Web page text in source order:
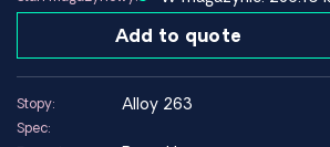
Dobra odkształcalność w stanie
Ograniczenia
Wyższy koszt materiału niż w
stopów niklu i stali nierdzewnej
Add to quote
Stopy: alloy 263
Spec: